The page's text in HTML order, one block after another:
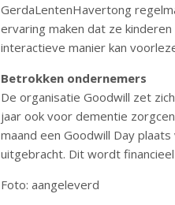
GerdaLentenHavertong
ervaring maken dat ze
interactieve manier kan
Betrokken ondernemers
De organisatie Goodwill zet
jaar ook voor dementie
maand een Goodwill Day
uitgebracht. Dit wordt
Foto: aangeleverd